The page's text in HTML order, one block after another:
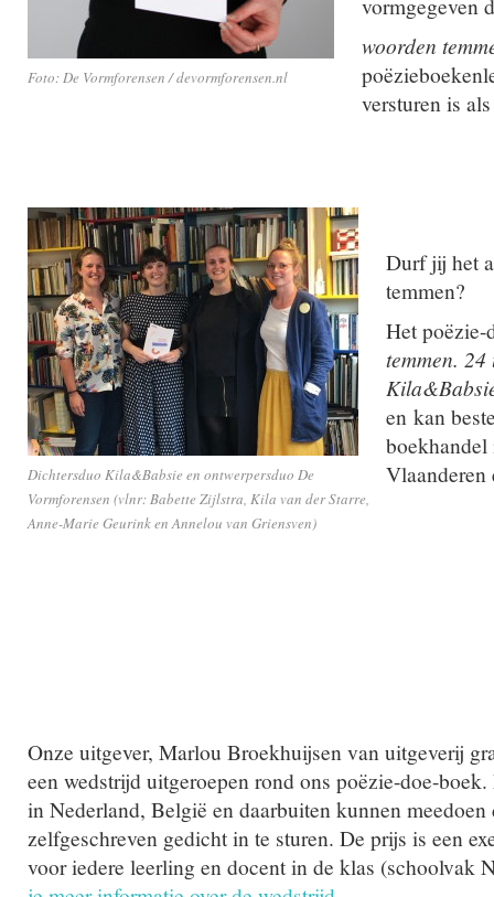
Foto: De Vormforensen / devormforensen.nl
woorden
versturen is
Dichtersduo Kila&Babsie en ontwerpersduo De
Vormforensen (vlnr: Babette Zijlstra, Kila van der Starre,
Anne-Marie Geurink en Annelou van Griensven)
Durf jij het
temmen?
Het
temmen.
en kan
Onze uitgever, Marlou Broekhuijsen van uitgeverij
een wedstrijd uitgeroepen rond ons poëzie-doe-
in Nederland, België en daarbuiten kunnen meedoen
zelfgeschreven gedicht in te sturen. De prijs is een
voor iedere leerling en docent in de klas (schoolvak